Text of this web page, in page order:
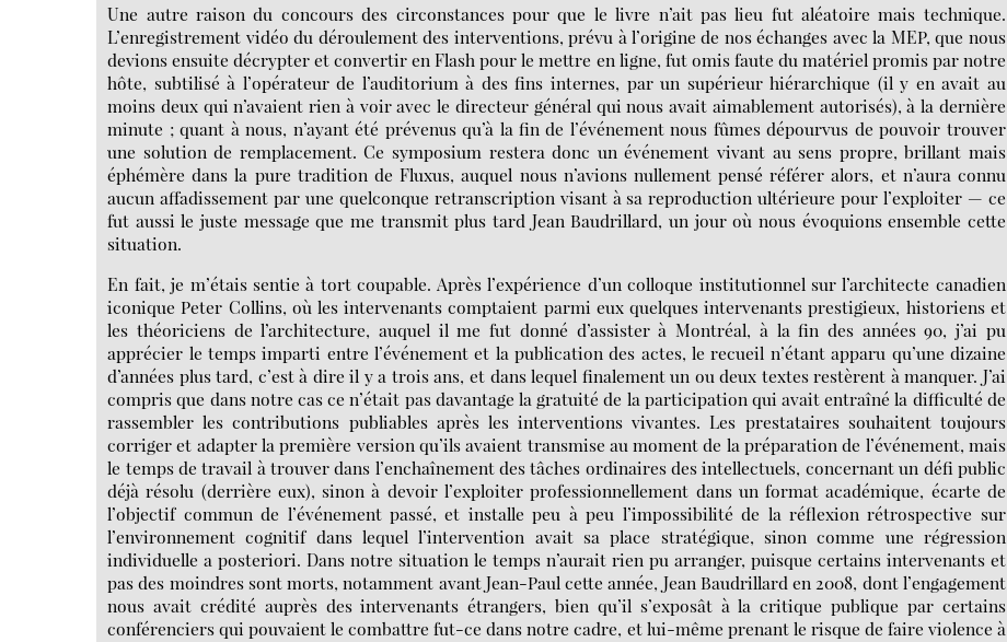
Une autre raison du concours des circonstances pour que le livre n’ait pas lieu fut aléatoire mais technique.
L’enregistrement vidéo du déroulement des interventions, prévu à l’origine de nos échanges avec la MEP, que nous
devions ensuite décrypter et convertir en Flash pour le mettre en ligne, fut omis faute du matériel promis par notre
hôte, subtilisé à l’opérateur de l’auditorium à des fins internes, par un supérieur hiérarchique (il y en avait au
moins deux qui n’avaient rien à voir avec le directeur général qui nous avait aimablement autorisés), à la dernière
minute ; quant à nous, n’ayant été prévenus qu’à la fin de l’événement nous fûmes dépourvus de pouvoir trouver
une solution de remplacement. Ce symposium restera donc un événement vivant au sens propre, brillant mais
éphémère dans la pure tradition de Fluxus, auquel nous n’avions nullement pensé référer alors, et n’aura connu
aucun affadissement par une quelconque retranscription visant à sa reproduction ultérieure pour l’exploiter — ce
fut aussi le juste message que me transmit plus tard Jean Baudrillard, un jour où nous évoquions ensemble cette
situation.
En fait, je m’étais sentie à tort coupable. Après l’expérience d’un colloque institutionnel sur l’architecte canadien
iconique Peter Collins, où les intervenants comptaient parmi eux quelques intervenants prestigieux, historiens et
les théoriciens de l’architecture, auquel il me fut donné d’assister à Montréal, à la fin des années 90, j’ai pu
apprécier le temps imparti entre l’événement et la publication des actes, le recueil n’étant apparu qu’une dizaine
d’années plus tard, c’est à dire il y a trois ans, et dans lequel finalement un ou deux textes restèrent à manquer. J’ai
compris que dans notre cas ce n’était pas davantage la gratuité de la participation qui avait entraîné la difficulté de
rassembler les contributions publiables après les interventions vivantes. Les prestataires souhaitent toujours
corriger et adapter la première version qu’ils avaient transmise au moment de la préparation de l’événement, mais
le temps de travail à trouver dans l’enchaînement des tâches ordinaires des intellectuels, concernant un défi public
déjà résolu (derrière eux), sinon à devoir l’exploiter professionnellement dans un format académique, écarte de
l’objectif commun de l’événement passé, et installe peu à peu l’impossibilité de la réflexion rétrospective sur
l’environnement cognitif dans lequel l’intervention avait sa place stratégique, sinon comme une régression
individuelle a posteriori. Dans notre situation le temps n’aurait rien pu arranger, puisque certains intervenants et
pas des moindres sont morts, notamment avant Jean-Paul cette année, Jean Baudrillard en 2008, dont l’engagement
nous avait crédité auprès des intervenants étrangers, bien qu’il s’exposât à la critique publique par certains
conférenciers qui pouvaient le combattre fut-ce dans notre cadre, et lui-même prenant le risque de faire violence à